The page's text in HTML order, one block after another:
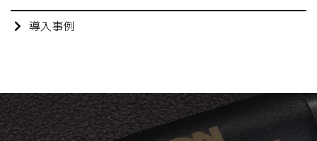
導入事例